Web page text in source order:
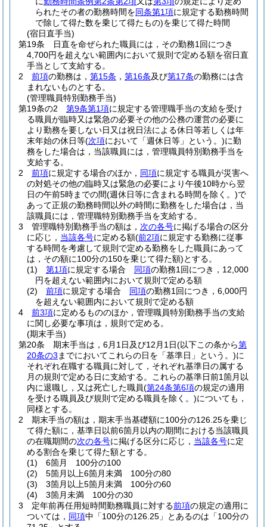
られたその者の勤務時間を同条第1項に規定する勤務時間
で除して得た数を乗じて得たもの)を乗じて得た時間
(宿日直手当)
第19条
日直を命ぜられた職員には，その勤務1回につき
4,700円を超えない範囲内において規則で定める額を宿日直
手当として支給する。
2
前項の勤務は， 第15条 ， 第16条及び第17条の勤務には含
まれないものとする。
(管理職員特別勤務手当)
第19条の2
第9条第1項に規定する管理職手当の支給を受け
る職員が臨時又は緊急の必要その他の公務の運営の必要に
より勤務を要しない日又は祝日法による休日等若しくは年
末年始の休日等(次項において「週休日等」という。)に勤
務をした場合は，当該職員には，管理職員特別勤務手当を
支給する。
2
前項に規定する場合のほか， 同項に規定する職員が災害へ
の対処その他の臨時又は緊急の必要により午後10時から翌
日の午前5時までの間(週休日等に含まれる時間を除く。)で
あって正規の勤務時間以外の時間に勤務をした場合は，当
該職員には，管理職特別勤務手当を支給する。
3
管理職特別勤務手当の額は， 次の各号に掲げる場合の区分
に応じ， 当該各号に定める額(前2項に規定する勤務に従事
する時間を考慮して規則で定める勤務をした職員にあって
は，その額に100分の150を乗じて得た額)とする。
(1)
第1項に規定する場合 同項の勤務1回につき，12,000
円を超えない範囲内において規則で定める額
(2)
前項に規定する場合 同項の勤務1回につき，6,000円
を超えない範囲内において規則で定める額
4
前3項に定めるもののほか，管理職員特別勤務手当の支給
に関し必要な事項は，規則で定める。
(期末手当)
第20条
期末手当は，6月1日及び12月1日(以下この条から第
20条の3 までにおいてこれらの日を「基準日」という。)に
それぞれ在職する職員に対して，それぞれ基準日の属する
月の規則で定める日に支給する。
これらの基準日前1箇月以
内に退職し，又は死亡した職員(第24条第6項の規定の適用
を受ける職員及び規則で定める職員を除く。)についても，
同様とする。
2
期末手当の額は，期末手当基礎額に100分の126.25を乗じ
て得た額に，基準日以前6箇月以内の期間における当該職員
の在職期間の次の各号に掲げる区分に応じ， 当該各号に定
める割合を乗じて得た額とする。
(1)
6箇月 100分の100
(2)
5箇月以上6箇月未満 100分の80
(3)
3箇月以上5箇月未満 100分の60
(4)
3箇月未満 100分の30
3
定年前再任用短時間勤務職員に対する前項の規定の適用に
ついては， 同項中「100分の126.25」とあるのは「100分の